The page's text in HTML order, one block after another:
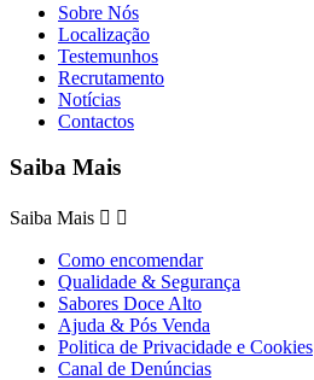
Sobre Nós
Localização
Testemunhos
Recrutamento
Notícias
Contactos
Saiba Mais
Saiba Mais  
Como encomendar
Qualidade & Segurança
Sabores Doce Alto
Ajuda & Pós Venda
Politica de Privacidade e Cookies
Canal de Denúncias